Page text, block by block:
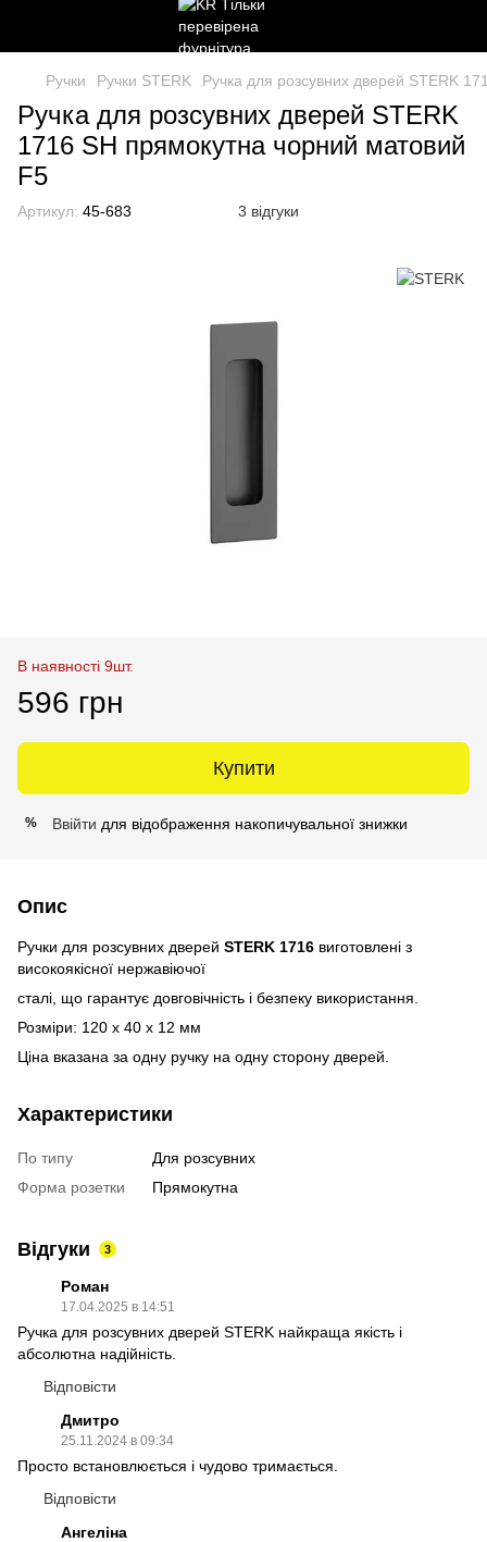
Ручки Ручки STERK Ручка для розсувних дверей STERK
Ручка для розсувних дверей STERK
1716 SH прямокутна чорний матовий
F5
Артикул: 45-683 3 відгуки
В наявності 9шт.
596 грн
Купити
% Ввійти для відображення накопичувальної знижки
Опис
Ручки для розсувних дверей STERK 1716 виготовлені з
високоякісної нержавіючої
сталі, що гарантує довговічність і безпеку використання.
Розміри: 120 х 40 х 12 мм
Ціна вказана за одну ручку на одну сторону дверей.
Характеристики
По типу
Для розсувних
Форма розетки
Прямокутна
Відгуки 3
Роман
17.04.2025 в 14:51
Ручка для розсувних дверей STERK найкраща якість і
абсолютна надійність.
Відповісти
Дмитро
25.11.2024 в 09:34
Просто встановлюється і чудово тримається.
Відповісти
Ангеліна